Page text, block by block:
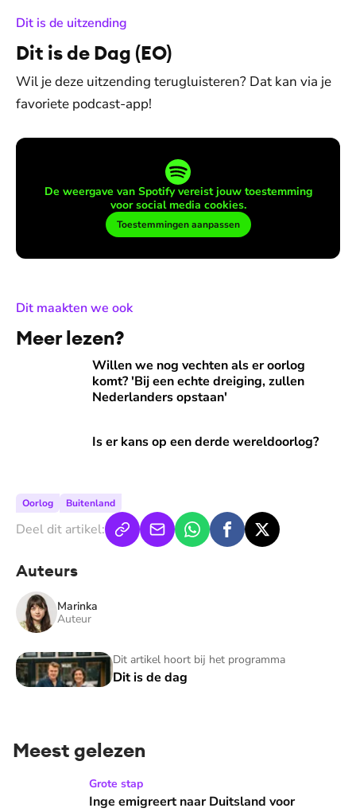
Dit is de uitzending
Dit is de Dag (EO)
Wil je deze uitzending terugluisteren? Dat kan via je
favoriete podcast-app!
De weergave van Spotify vereist jouw toestemming
voor social media cookies.
Toestemmingen aanpassen
Dit maakten we ook:
Meer lezen?
Willen we nog vechten als er oorlog
komt? 'Bij een echte dreiging, zullen
Nederlanders opstaan'
Willen we nog vechten als er oorlog komt? 'Bij een echte
Is er kans op een derde wereldoorlog?
Is er kans op een derde wereldoorlog?
Oorlog Buitenland
Deel dit artikel:
Auteurs
Marinka
Auteur
Dit artikel hoort bij het programma
Dit is de dag
Dit is de dag
Meest gelezen
Inge emigreert naar Duitsland voor medicijn dochter
Grote stap
Inge emigreert naar Duitsland voor